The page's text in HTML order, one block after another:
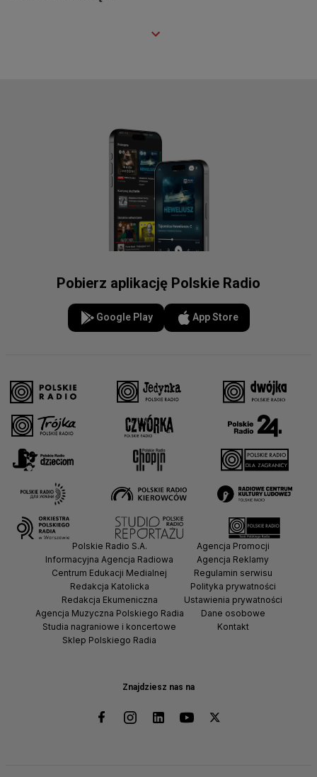
Pobierz aplikację Polskie Radio
Google Play App Store
Znajdziesz nas na
Polskie Radio S.A.
Informacyjna Agencja Radiowa
Centrum Edukacji Medialnej
Redakcja Katolicka
Redakcja Ekumeniczna
Agencja Muzyczna Polskiego Radia
Studia nagraniowe i koncertowe
Sklep Polskiego Radia
Agencja Promocji
Agencja Reklamy
Regulamin serwisu
Polityka prywatności
Ustawienia prywatności
Dane osobowe
Kontakt